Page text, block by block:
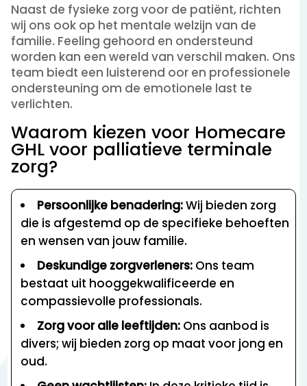
Naast de fysieke zorg voor de patiënt, richten
wij ons ook op het mentale welzijn van de
familie. Feeling gehoord en ondersteund
worden kan een wereld van verschil maken. Ons
team biedt een luisterend oor en professionele
ondersteuning om de emotionele last te
verlichten.
Waarom kiezen voor Homecare
GHL voor palliatieve terminale
zorg?
Persoonlijke benadering:Wij bieden zorg
die is afgestemd op de specifieke behoeften
en wensen van jouw familie.
Deskundige zorgverleners: Ons team
bestaat uit hooggekwalificeerde en
compassievolle professionals.
Zorg voor alle leeftijden: Ons aanbod is
divers; wij bieden zorg op maat voor jong en
oud.